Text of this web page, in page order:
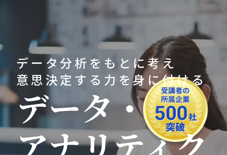
データ分析をもとに考え
意思決定する力を身に付ける
データ・
アナリティク